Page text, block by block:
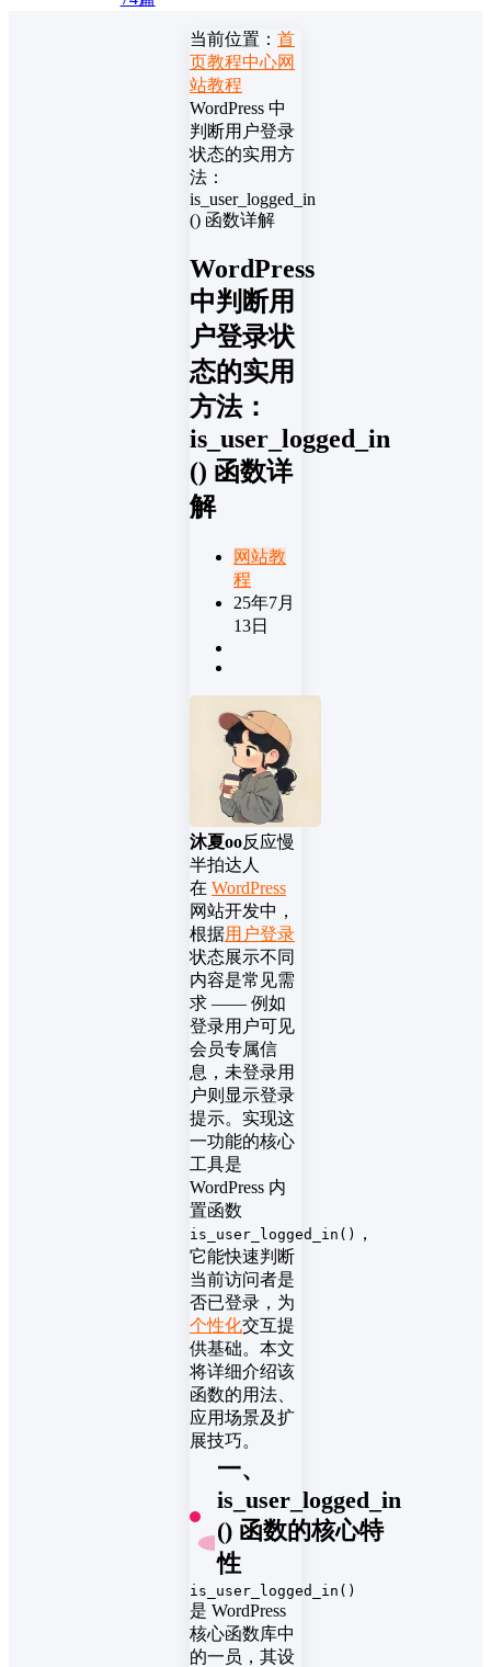
当前位置： 首
页教程中心网
站教程
WordPress 中
判断用户登录
状态的实用方
法：
is_user_logged_in
() 函数详解
WordPress
中判断用
户登录状
态的实用
方法：
is_user_logged_in
() 函数详
解
网站教
程
25年7月
13日
沐夏oo反应慢
半拍达人
在 WordPress
网站开发中，
根据用户登录
状态展示不同
内容是常见需
求 —— 例如
登录用户可见
会员专属信
息，未登录用
户则显示登录
提示。实现这
一功能的核心
工具是
WordPress 内
置函数
is_user_logged_in()
，
它能快速判断
当前访问者是
否已登录，为
个性化交互提
供基础。本文
将详细介绍该
函数的用法、
应用场景及扩
展技巧。
一、
is_user_logged_in
() 函数的核心特
性
is_user_logged_in()
是 WordPress
核心函数库中
的一员，其设